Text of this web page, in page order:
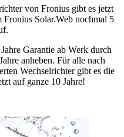
von Fronius gibt es jetzt
Solar.Web nochmal 5
Garantie ab Werk durch
anheben. Für alle nach
Wechselrichter gibt es die
auf ganze 10 Jahre!